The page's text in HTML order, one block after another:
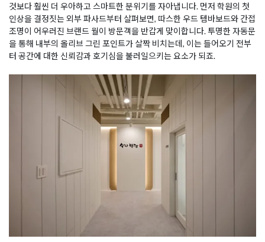
것보다 훨씬 더 우아하고 스마트한 분위기를 자아냅니다. 먼저 학원의 첫
인상을 결정짓는 외부 파사드부터 살펴보면, 따스한 우드 템바보드와 간접
조명이 어우러진 브랜드 월이 방문객을 반갑게 맞이합니다. 투명한 자동문
을 통해 내부의 올리브 그린 포인트가 살짝 비치는데, 이는 들어오기 전부
터 공간에 대한 신뢰감과 호기심을 불러일으키는 요소가 되죠.